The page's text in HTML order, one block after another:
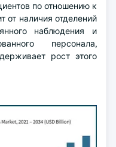
по отношению к
от наличия отделений
наблюдения и
персонала,
рост этого